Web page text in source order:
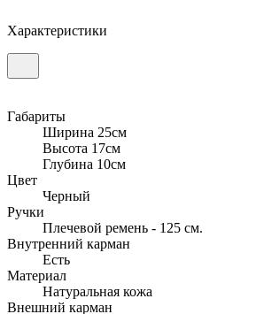
Характеристики
Габариты
Ширина 25см
Высота 17см
Глубина 10см
Цвет
Черный
Ручки
Плечевой ремень - 125 см.
Внутренний карман
Есть
Материал
Натуральная кожа
Внешний карман